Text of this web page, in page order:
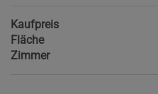
Kaufpreis
Fläche
Zimmer